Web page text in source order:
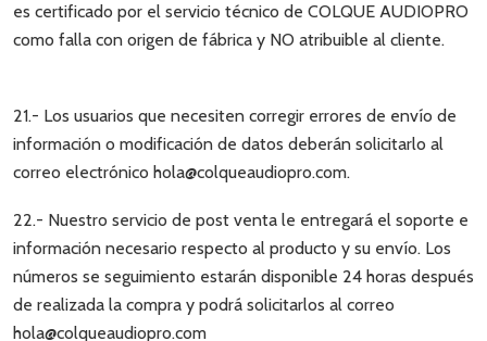
es certificado por el servicio técnico de COLQUE AUDIOPRO
como falla con origen de fábrica y NO atribuible al cliente.
21.- Los usuarios que necesiten corregir errores de envío de
información o modificación de datos deberán solicitarlo al
correo electrónico hola@colqueaudiopro.com.
22.- Nuestro servicio de post venta le entregará el soporte e
información necesario respecto al producto y su envío. Los
números se seguimiento estarán disponible 24 horas después
de realizada la compra y podrá solicitarlos al correo
hola@colqueaudiopro.com